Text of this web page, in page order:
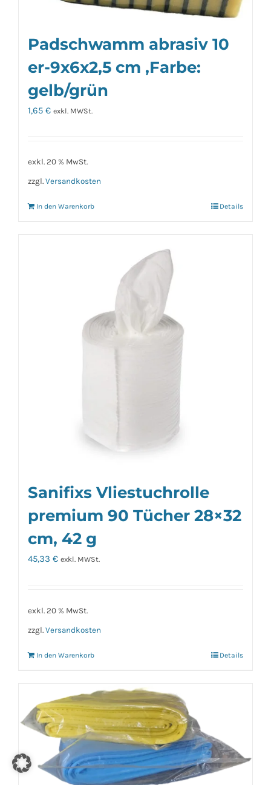
Padschwamm abrasiv 10
er-9x6x2,5 cm ,Farbe:
gelb/grün
1,65 € exkl. MWSt.
exkl. 20 % MwSt.
zzgl. Versandkosten
In den Warenkorb Details
Sanifixs Vliestuchrolle
premium 90 Tücher 28×32
cm, 42 g
45,33 € exkl. MWSt.
exkl. 20 % MwSt.
zzgl. Versandkosten
In den Warenkorb Details